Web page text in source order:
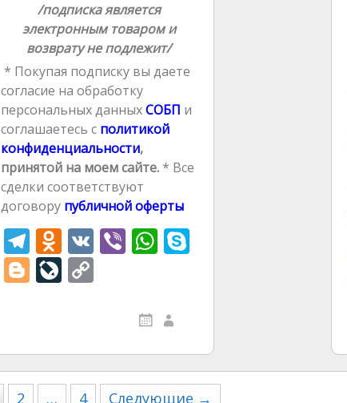
/подписка является
электронным товаром и
возврату не подлежит/
* Покупая подписку вы даете
согласие на обработку
персональных данныхСОБП и
соглашаетесь сполитикой
конфиденциальности,
принятой на моем сайте.* Все
сделки соответствуют
договору публичной оферты
T
el
e
m
O
d
n
as
s
V
K
Vi W
s
p
p
S
Bl
g
er
Li
o
u
C
y
Li
2 … 4 Следующие →